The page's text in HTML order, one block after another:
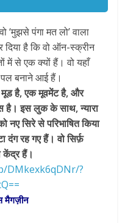
पंगा मत लो’ वाला
दिया है कि वो ऑन-स्क्रीन
से एक क्यों हैं। वो यहाँ
पल बनाने आई हैं।
मूड है, एक मूवमेंट है, और
है। इस लुक के साथ, न्यारा
नए सिरे से परिभाषित किया
रह गए हैं। वो सिर्फ़
केंद्र हैं।
DMkexk6qDNr/?
मैगज़ीन